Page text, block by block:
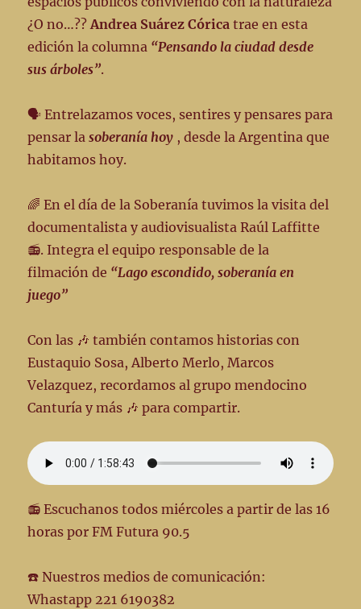
¿O no…??Andrea Suárez Córica trae en esta
edición la columna “Pensando la ciudad desde
sus árboles”.
🗣️ Entrelazamos voces, sentires y pensares para
pensar lasoberanía hoy , desde la Argentina que
habitamos hoy.
🌈 En el día de la Soberanía tuvimos la visita del
documentalista y audiovisualista Raúl Laffitte
📻. Integra el equipo responsable de la
filmación de “Lago escondido, soberanía en
juego”
Con las 🎶 también contamos historias con
Eustaquio Sosa, Alberto Merlo, Marcos
Velazquez, recordamos al grupo mendocino
Canturía y más 🎶 para compartir.
📻 Escuchanos todos miércoles a partir de las 16
horas por FM Futura 90.5
☎️ Nuestros medios de comunicación:
Whastapp 221 6190382